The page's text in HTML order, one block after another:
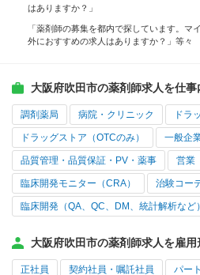
はありますか？」
「薬剤師の募集を都内で探しています。マ
外におすすめの求人はありますか？」等々
大阪府吹田市の薬剤師求人を仕
調剤薬局 病院・クリニック ドラ
ドラッグストア（OTCのみ） 一般企
品質管理・品質保証・PV・薬事 営業
臨床開発モニター（CRA） 治験コー
臨床開発（QA、QC、DM、統計解析など）
大阪府吹田市の薬剤師求人を雇
正社員 契約社員・嘱託社員 パー